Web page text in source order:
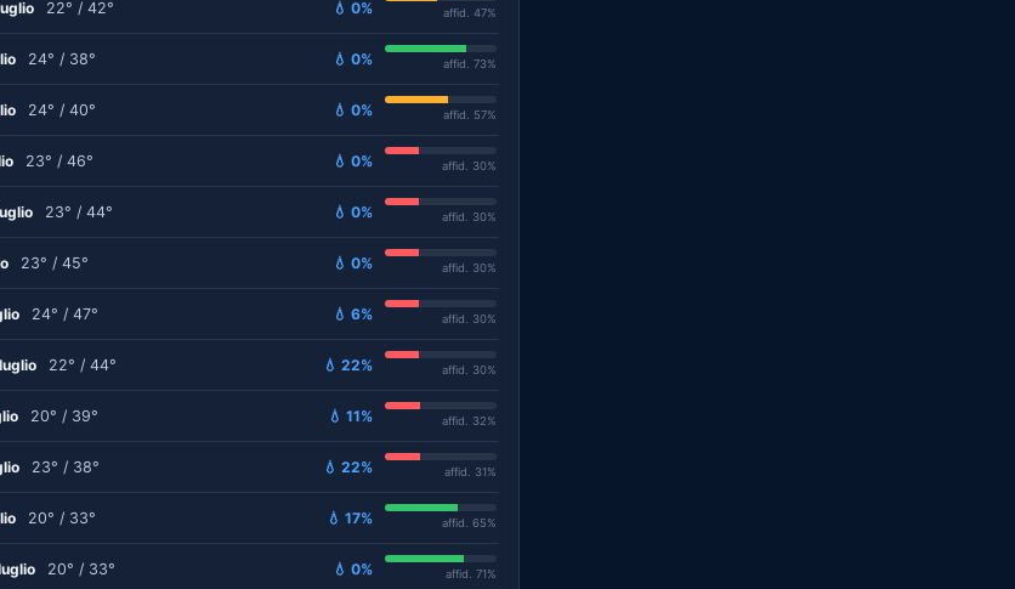
22° / 42° 💧 0% affid. 47%
24° / 38° 💧 0% affid. 73%
24° / 40° 💧 0% affid. 57%
23° / 46° 💧 0% affid. 30%
23° / 44° 💧 0% affid. 30%
23° / 45° 💧 0% affid. 30%
24° / 47° 💧 6% affid. 30%
22° / 44° 💧 22% affid. 30%
20° / 39° 💧 11% affid. 32%
23° / 38° 💧 22% affid. 31%
20° / 33° 💧 17% affid. 65%
20° / 33° 💧 0% affid. 71%